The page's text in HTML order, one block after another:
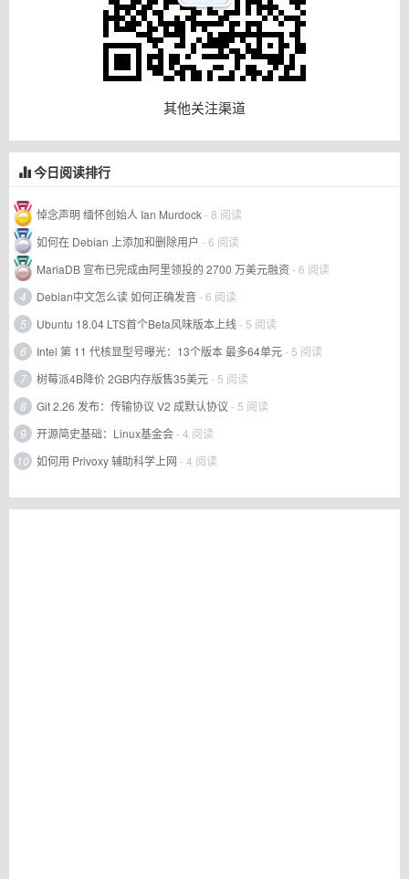
其他关注渠道
今日阅读排行
悼念声明 缅怀创始人 Ian Murdock- 8 阅读
如何在 Debian 上添加和删除用户 - 6 阅读
MariaDB 宣布已完成由阿里领投的 2700 万美元融资 - 6 阅读
4
Debian中文怎么读 如何正确发音- 6 阅读
5
Ubuntu 18.04 LTS首个Beta风味版本上线 - 5 阅读
6
Intel 第 11 代核显型号曝光：13个版本 最多64单元- 5 阅读
7
树莓派4B降价 2GB内存版售35美元- 5 阅读
8
Git 2.26 发布：传输协议 V2 成默认协议 - 5 阅读
9
开源简史基础：Linux基金会- 4 阅读
10 如何用 Privoxy 辅助科学上网 - 4 阅读